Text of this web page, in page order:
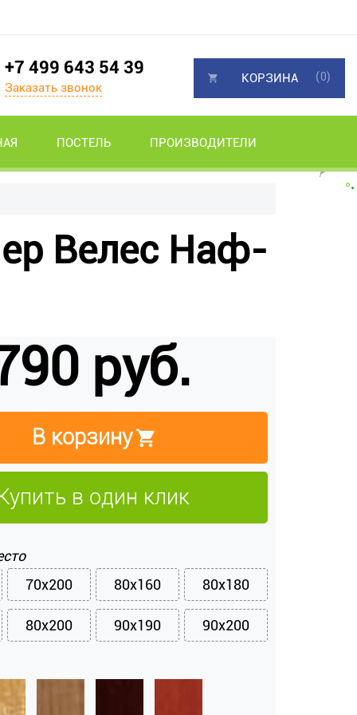
+7 499 643 54 39
Заказать звонок
ПОСТЕЛЬ ПРОИЗВОДИТЕЛИ
КОРЗИНА (0)
Велес Наф-
руб.
В корзину
в один клик
70x200
80x160 80x180
80x200 90x190 90x200